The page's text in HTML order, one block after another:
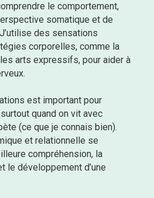
le comportement,
somatique et de
des sensations
corporelles, comme la
arts expressifs, pour aider à
est important pour
quand on vit avec
(ce que je connais bien).
et relationnelle se
compréhension, la
le développement d’une